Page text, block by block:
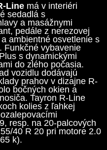
Line má v interiéri
sedadlá s
a masážnymi
pedále z nerezovej
ambientné osvetlenie s
Funkčné vybavenie
s dynamickými
do zlého počasia.
vozidlu dodávajú
prahov v dizajne R-
bočných okien a
Tayron R-Line
kolies z ľahkej
resp. na 20-palcových
40 R 20 pri motore 2.0
k).